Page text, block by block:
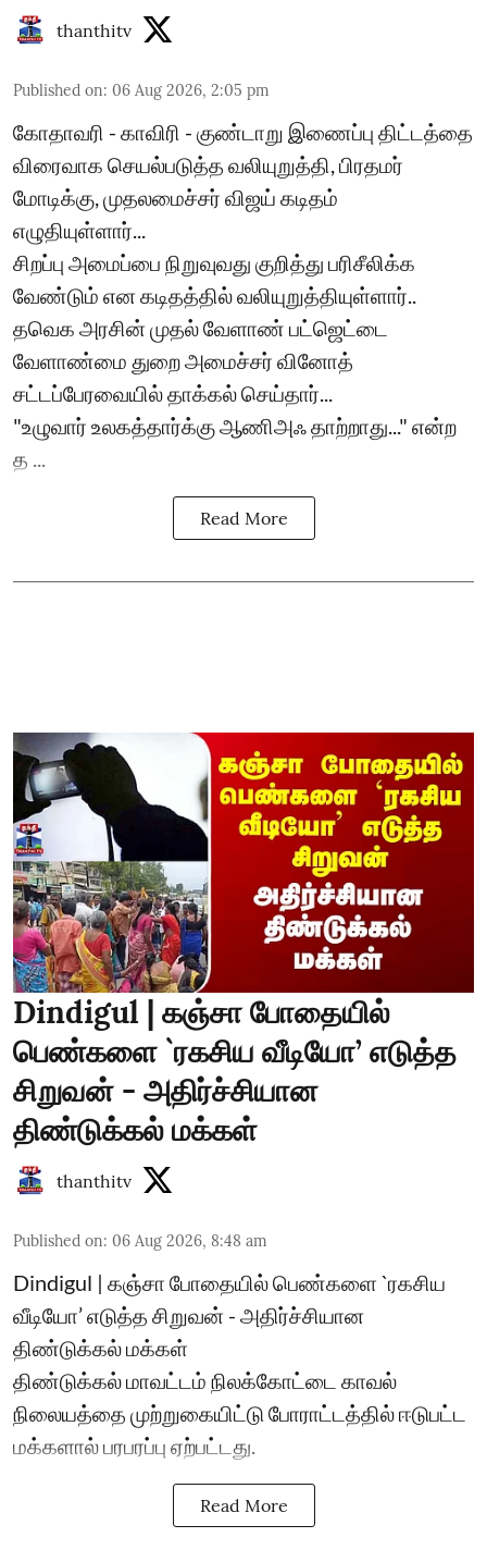
thanthitv
Published on: 06 Aug 2026, 2:05 pm
கோதாவரி - காவிரி - குண்டாறு இணைப்பு திட்டத்தை
விரைவாக செயல்படுத்த வலியுறுத்தி, பிரதமர்
மோடிக்கு, முதலமைச்சர் விஜய் கடிதம்
எழுதியுள்ளார்...
சிறப்பு அமைப்பை நிறுவுவது குறித்து பரிசீலிக்க
வேண்டும் என கடிதத்தில் வலியுறுத்தியுள்ளார்..
தவெக அரசின் முதல் வேளாண் பட்ஜெட்டை
வேளாண்மை துறை அமைச்சர் வினோத்
சட்டப்பேரவையில் தாக்கல் செய்தார்...
"உழுவார் உலகத்தார்க்கு ஆணிஅஃ தாற்றாது..." என்ற
த ...
Read More
Dindigul | கஞ்சா போதையில்
பெண்களை `ரகசிய வீடியோ’ எடுத்த
சிறுவன் - அதிர்ச்சியான
திண்டுக்கல் மக்கள்
thanthitv
Published on: 06 Aug 2026, 8:48 am
Dindigul | கஞ்சா போதையில் பெண்களை `ரகசிய
வீடியோ’ எடுத்த சிறுவன் - அதிர்ச்சியான
திண்டுக்கல் மக்கள்
திண்டுக்கல் மாவட்டம் நிலக்கோட்டை காவல்
நிலையத்தை முற்றுகையிட்டு போராட்டத்தில் ஈடுபட்ட
மக்களால் பரபரப்பு ஏற்பட்டது.
Read More